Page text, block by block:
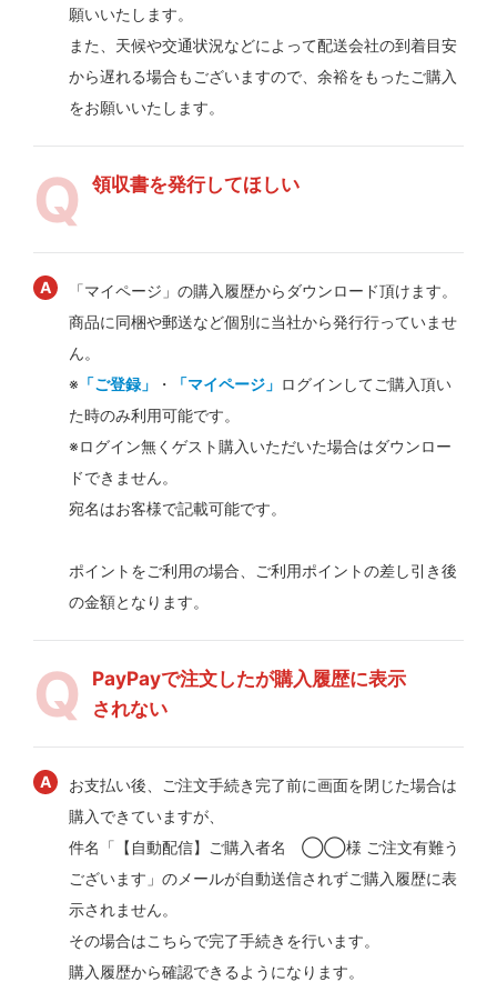
願いいたします。
また、天候や交通状況などによって配送会社の到着目安
から遅れる場合もございますので、余裕をもったご購入
をお願いいたします。
領収書を発行してほしい
「マイページ」の購入履歴からダウンロード頂けます。
商品に同梱や郵送など個別に当社から発行行っていませ
ん。
※ 「ご登録」 ・ 「マイページ」 ログインしてご購入頂い
た時のみ利用可能です。
※ログイン無くゲスト購入いただいた場合はダウンロー
ドできません。
宛名はお客様で記載可能です。
ポイントをご利用の場合、ご利用ポイントの差し引き後
の金額となります。
PayPayで注文したが購入履歴に表示
されない
お支払い後、ご注文手続き完了前に画面を閉じた場合は
購入できていますが、
件名「【自動配信】ご購入者名 ◯◯様 ご注文有難う
ございます」のメールが自動送信されずご購入履歴に表
示されません。
その場合はこちらで完了手続きを行います。
購入履歴から確認できるようになります。